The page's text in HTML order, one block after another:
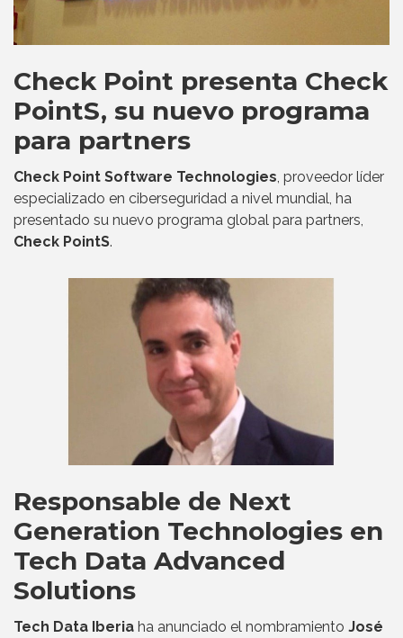
Check Point presenta Check
PointS, su nuevo programa
para partners
Check Point Software Technologies, proveedor líder
especializado en ciberseguridad a nivel mundial, ha
presentado su nuevo programa global para partners,
Check PointS.
Responsable de Next
Generation Technologies en
Tech Data Advanced
Solutions
Tech Data Iberia ha anunciado el nombramiento José